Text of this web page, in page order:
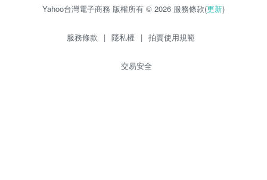
Yahoo台灣電子商務 版權所有 © 2026 服務條款(更新)
服務條款 | 隱私權 | 拍賣使用規範
交易安全